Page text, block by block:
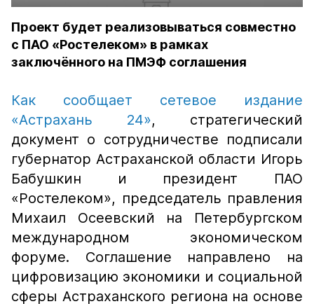
Проект будет реализовываться совместно
с ПАО «Ростелеком» в рамках
заключённого на ПМЭФ соглашения
Как сообщает сетевое издание
«Астрахань 24», стратегический
документ о сотрудничестве подписали
губернатор Астраханской области Игорь
Бабушкин и президент ПАО
«Ростелеком», председатель правления
Михаил Осеевский на Петербургском
международном экономическом
форуме. Соглашение направлено на
цифровизацию экономики и социальной
сферы Астраханского региона на основе